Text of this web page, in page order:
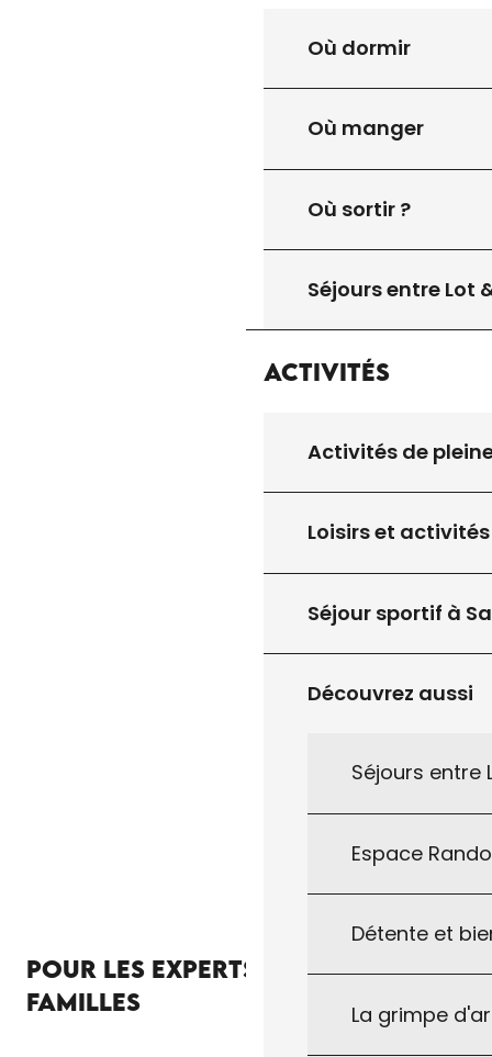
Où dormir
Où manger
Où sortir ?
Séjours entre Lot
Activités
Activités de
Loisirs et activités
Séjour sportif à
Découvrez aussi
Séjours entre
Espace
Détente et
La grimpe
POUR LES EXPERTS OU LES
FAMILLES